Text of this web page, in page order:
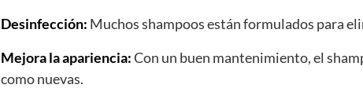
Desinfección: Muchos shampoos están formulados para
Mejora la apariencia:Con un buen mantenimiento, el
como nuevas.